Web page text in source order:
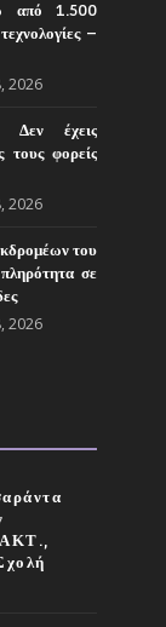
από 1.500
–
2026
Δεν έχεις
τους φορείς
2026
του
σε
2026